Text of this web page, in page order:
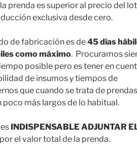
prenda es superior al precio del
exclusiva desde cero.
de fabricación es de45 días
como máximo. Procuramos
posible pero es tener en
de insumos y tiempos de
que cuando se trata de prendas
más largos de lo habitual.
INDISPENSABLE ADJUNTAR
el valor total de la prenda.